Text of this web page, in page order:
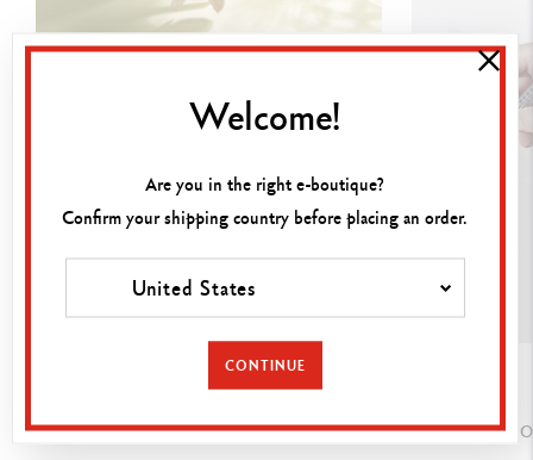
Équipé d'une mine de diamètre 0.7 mm
PACKAGING
Écrin standard noir
Dimensions : 18.4 x 8 x 4 cm
Poids : 0.242 kg
NORMES LÉGALES
Swiss Made
ECRIDOR, L'EMBLÈME DE LA MAISON COMMENT
Welcome!
Are you in the right e-boutique?
Confirm your shipping country before placing an order.
United States
CONTINUE